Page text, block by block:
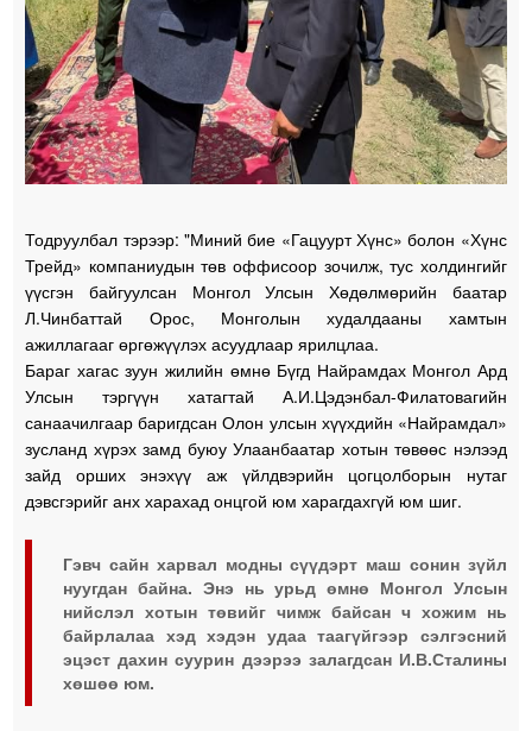
Тодруулбал тэрээр: "Миний бие «Гацуурт Хүнс» болон «Хүнс
Трейд» компаниудын төв оффисоор зочилж, тус холдингийг
үүсгэн байгуулсан Монгол Улсын Хөдөлмөрийн баатар
Л.Чинбаттай Орос, Монголын худалдааны хамтын
ажиллагааг өргөжүүлэх асуудлаар ярилцлаа.
Бараг хагас зуун жилийн өмнө Бүгд Найрамдах Монгол Ард
Улсын тэргүүн хатагтай А.И.Цэдэнбал-Филатовагийн
санаачилгаар баригдсан Олон улсын хүүхдийн «Найрамдал»
зусланд хүрэх замд буюу Улаанбаатар хотын төвөөс нэлээд
зайд орших энэхүү аж үйлдвэрийн цогцолборын нутаг
дэвсгэрийг анх харахад онцгой юм харагдахгүй юм шиг.
Гэвч сайн харвал модны сүүдэрт маш сонин зүйл
нуугдан байна. Энэ нь урьд өмнө Монгол Улсын
нийслэл хотын төвийг чимж байсан ч хожим нь
байрлалаа хэд хэдэн удаа таагүйгээр сэлгэсний
эцэст дахин суурин дээрээ залагдсан И.В.Сталины
хөшөө юм.